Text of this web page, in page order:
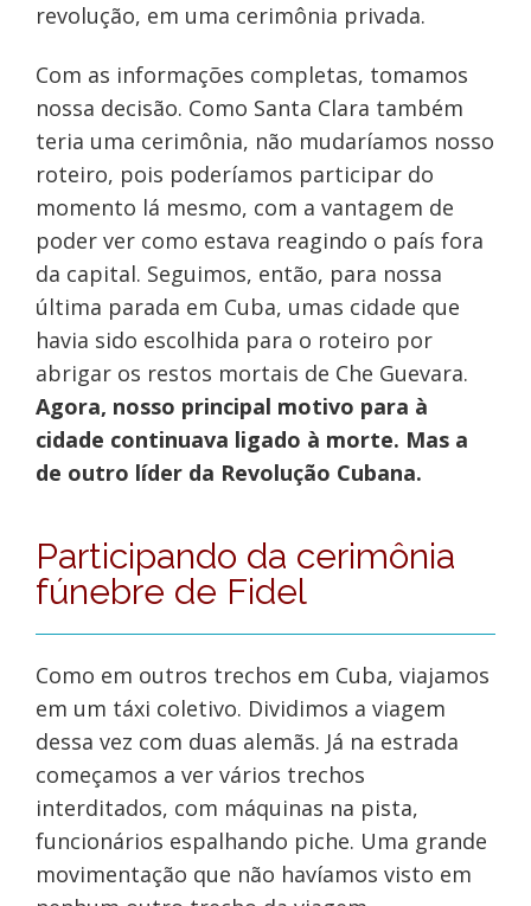
revolução, em uma cerimônia privada.
Com as informações completas, tomamos
nossa decisão. Como Santa Clara também
teria uma cerimônia, não mudaríamos nosso
roteiro, pois poderíamos participar do
momento lá mesmo, com a vantagem de
poder ver como estava reagindo o país fora
da capital. Seguimos, então, para nossa
última parada em Cuba, umas cidade que
havia sido escolhida para o roteiro por
abrigar os restos mortais de Che Guevara.
Agora, nosso principal motivo para à
cidade continuava ligado à morte. Mas a
de outro líder da Revolução Cubana.
Participando da cerimônia
fúnebre de Fidel
Como em outros trechos em Cuba, viajamos
em um táxi coletivo. Dividimos a viagem
dessa vez com duas alemãs. Já na estrada
começamos a ver vários trechos
interditados, com máquinas na pista,
funcionários espalhando piche. Uma grande
movimentação que não havíamos visto em